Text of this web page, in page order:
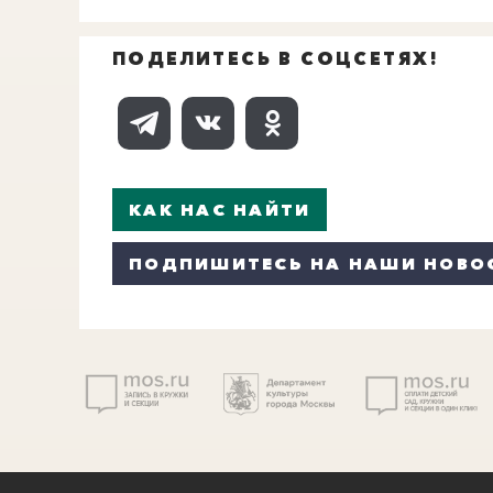
ПОДЕЛИТЕСЬ В СОЦСЕТЯХ!
КАК НАС НАЙТИ
ПОДПИШИТЕСЬ НА НАШИ